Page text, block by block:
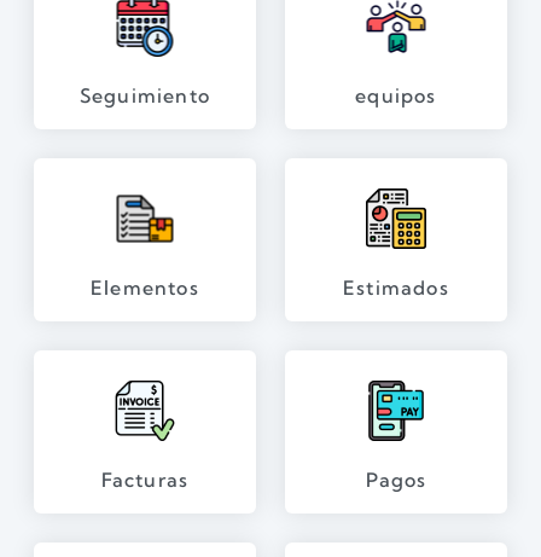
Seguimiento equipos
Elementos Estimados
Facturas Pagos